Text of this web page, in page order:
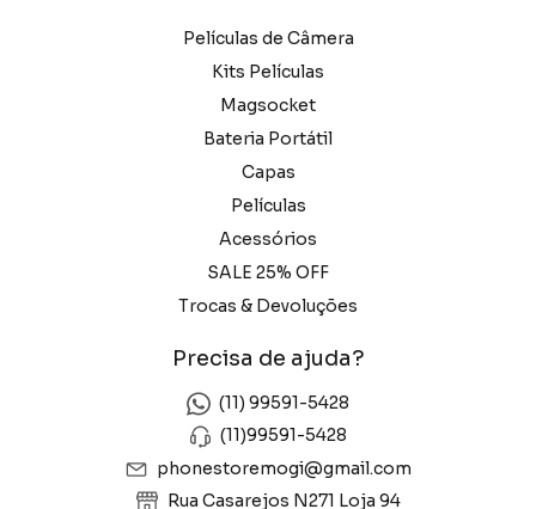
Películas de Câmera
Kits Películas
Magsocket
Bateria Portátil
Capas
Películas
Acessórios
SALE 25% OFF
Trocas & Devoluções
Precisa de ajuda?
(11) 99591-5428
(11)99591-5428
phonestoremogi@gmail.com
Rua Casarejos N271 Loja 94